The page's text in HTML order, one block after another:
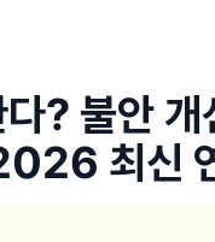
? 불안 개
최신